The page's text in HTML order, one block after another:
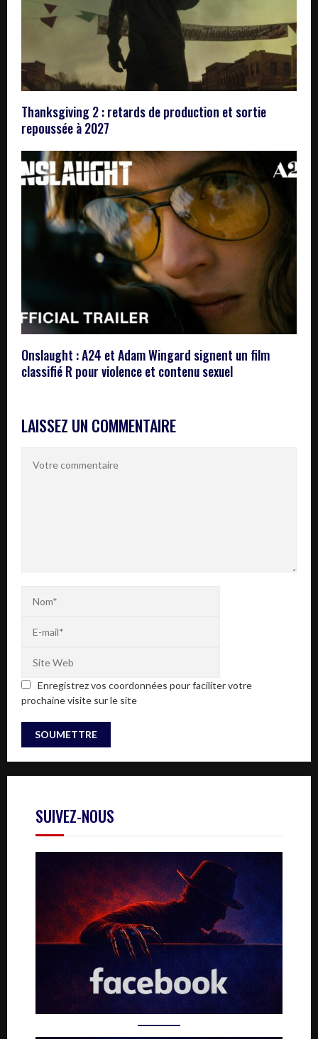
Thanksgiving 2 : retards de production et sortie
repoussée à 2027
Onslaught : A24 et Adam Wingard signent un film
classifié R pour violence et contenu sexuel
LAISSEZ UN COMMENTAIRE
Enregistrez vos coordonnées pour faciliter votre
prochaine visite sur le site
SUIVEZ-NOUS